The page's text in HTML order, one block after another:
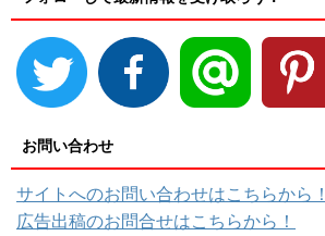
お問い合わせ
サイトへのお問い合わせはこちらから！
広告出稿のお問合せはこちらから！